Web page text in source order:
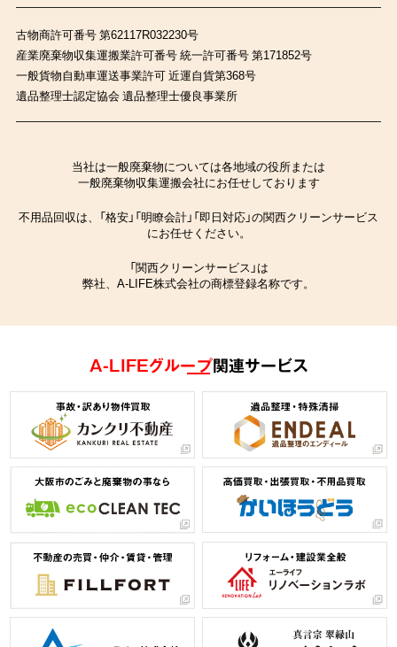
古物商許可番号 第62117R032230号
産業廃棄物収集運搬業許可番号 統一許可番号 第171852号
一般貨物自動車運送事業許可 近運自貨第368号
遺品整理士認定協会 遺品整理士優良事業所
当社は一般廃棄物については各地域の役所または
一般廃棄物収集運搬会社にお任せしております
不用品回収は、「格安」「明瞭会計」「即日対応」の関西クリーンサービス
にお任せください。
「関西クリーンサービス」は
弊社、A-LIFE株式会社の商標登録名称です。
A-LIFEグループ関連サービス